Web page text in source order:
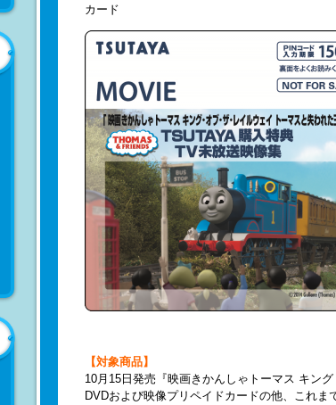
カード
【対象商品】
10月15日発売『映画きかんしゃトーマス キン
DVDおよび映像プリペイドカードの他、これま